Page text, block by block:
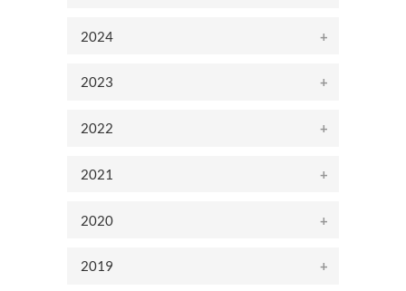
2024
2023
2022
2021
2020
2019